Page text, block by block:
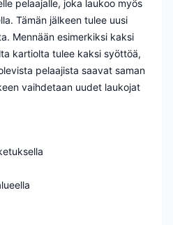
pelaajalle, joka laukoo myös
Tämän jälkeen tulee uusi
Mennään esimerkiksi kaksi
kartiolta tulee kaksi syöttöä,
pelaajista saavat saman
vaihdetaan uudet laukojat